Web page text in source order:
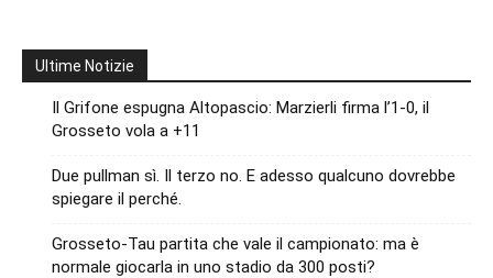
Ultime Notizie
Il Grifone espugna Altopascio: Marzierli firma l’1-0, il
Grosseto vola a +11
Due pullman sì. Il terzo no. E adesso qualcuno dovrebbe
spiegare il perché.
Grosseto-Tau partita che vale il campionato: ma è
normale giocarla in uno stadio da 300 posti?